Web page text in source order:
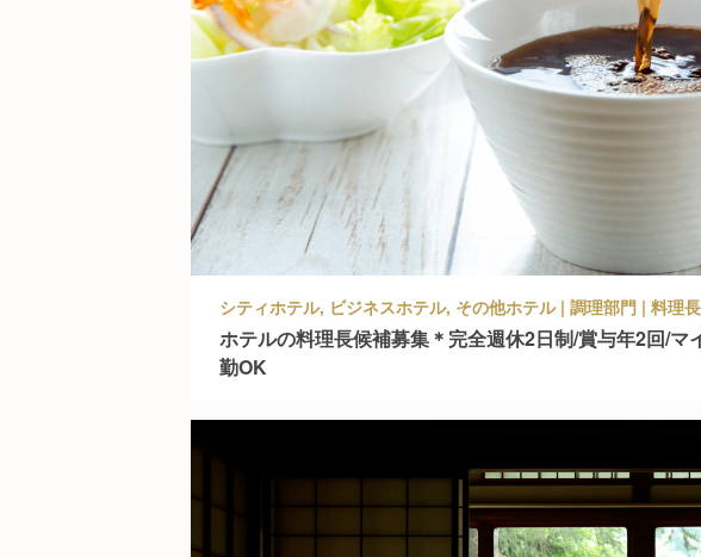
ホテルの料理長候補募集＊完全週休2日制/賞与年2回/マ
勤OK